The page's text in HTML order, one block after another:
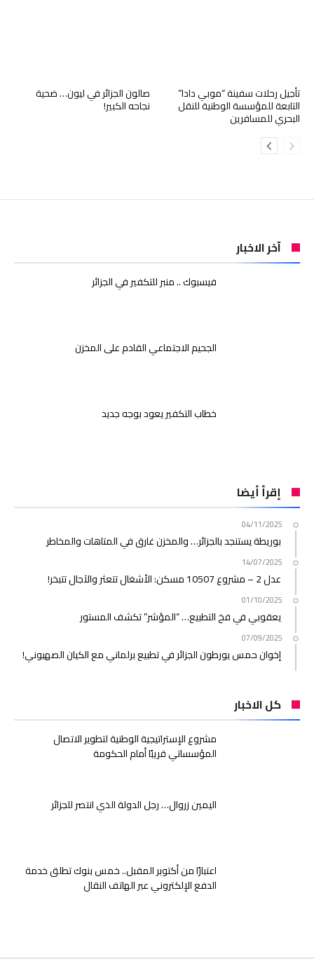
صالون الجزائر في ليون… ضحية
نجاحه الكبير!
تأجيل رحلات سفينة “موبي دادا”
التابعة للمؤسسة الوطنية للنقل
البحري للمسافرين
آخر الاخبار
فيسبوك .. منبر للتكفير في الجزائر
الجحيم الاجتماعي القادم على المخزن
خطاب التكفير يعود بوجه جديد
إقرأ أيضا
04/11/2025
بوريطة يستنجد بالجزائر… والمخزن غارق في المتاهات والمخاطر
14/07/2025
عدل 2 – مشروع 10507 مسكن: الأشغال تتعثر والآجال تتبخر!
01/10/2025
يعقوبي في فخ التطبيع… “المؤشر” تكشف المستور
07/09/2025
إخوان حمس يورطون الجزائر في تطبيع برلماني مع الكيان الصهيوني!
كل الاخبار
مشروع الإستراتيجية الوطنية لتطوير الاتصال
المؤسساتي قريبًا أمام الحكومة
اليمين زروال… رجل الدولة الذي انتصر للجزائر
اعتبارًا من أكتوبر المقبل.. خمس بنوك تطلق خدمة
الدفع الإلكتروني عبر الهاتف النقال